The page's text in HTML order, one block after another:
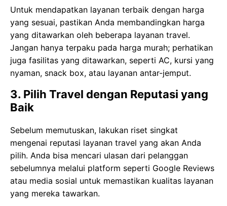
Untuk mendapatkan layanan terbaik dengan harga
yang sesuai, pastikan Anda membandingkan harga
yang ditawarkan oleh beberapa layanan travel.
Jangan hanya terpaku pada harga murah; perhatikan
juga fasilitas yang ditawarkan, seperti AC, kursi yang
nyaman, snack box, atau layanan antar-jemput.
3. Pilih Travel dengan Reputasi yang
Baik
Sebelum memutuskan, lakukan riset singkat
mengenai reputasi layanan travel yang akan Anda
pilih. Anda bisa mencari ulasan dari pelanggan
sebelumnya melalui platform seperti Google Reviews
atau media sosial untuk memastikan kualitas layanan
yang mereka tawarkan.